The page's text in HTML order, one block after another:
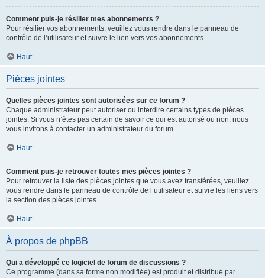
Comment puis-je résilier mes abonnements ?
Pour résilier vos abonnements, veuillez vous rendre dans le panneau de
contrôle de l’utilisateur et suivre le lien vers vos abonnements.
Haut
Pièces jointes
Quelles pièces jointes sont autorisées sur ce forum ?
Chaque administrateur peut autoriser ou interdire certains types de pièces
jointes. Si vous n’êtes pas certain de savoir ce qui est autorisé ou non, nous
vous invitons à contacter un administrateur du forum.
Haut
Comment puis-je retrouver toutes mes pièces jointes ?
Pour retrouver la liste des pièces jointes que vous avez transférées, veuillez
vous rendre dans le panneau de contrôle de l’utilisateur et suivre les liens vers
la section des pièces jointes.
Haut
À propos de phpBB
Qui a développé ce logiciel de forum de discussions ?
Ce programme (dans sa forme non modifiée) est produit et distribué par